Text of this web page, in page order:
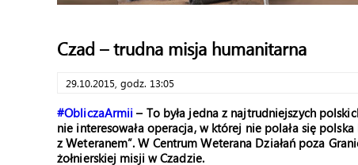
Czad – trudna misja humanitarna
29.10.2015, godz. 13:05
#ObliczaArmii – To była jedna z najtrudniejszych
nie interesowała operacja, w której nie polała się
z Weteranem”. W Centrum Weterana Działań poza
żołnierskiej misji w Czadzie.